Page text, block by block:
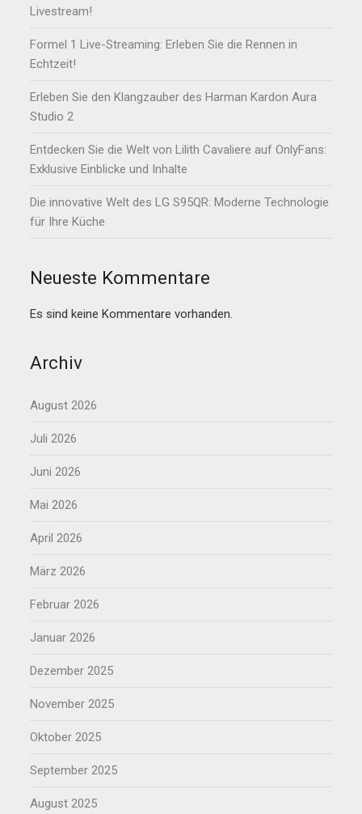
Livestream!
Formel 1 Live-Streaming: Erleben Sie die Rennen in
Echtzeit!
Erleben Sie den Klangzauber des Harman Kardon Aura
Studio 2
Entdecken Sie die Welt von Lilith Cavaliere auf OnlyFans:
Exklusive Einblicke und Inhalte
Die innovative Welt des LG S95QR: Moderne Technologie
für Ihre Küche
Neueste Kommentare
Es sind keine Kommentare vorhanden.
Archiv
August 2026
Juli 2026
Juni 2026
Mai 2026
April 2026
März 2026
Februar 2026
Januar 2026
Dezember 2025
November 2025
Oktober 2025
September 2025
August 2025